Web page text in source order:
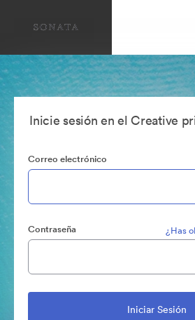
Inicie sesión en el Creative
Correo electrónico
Contraseña ¿Has